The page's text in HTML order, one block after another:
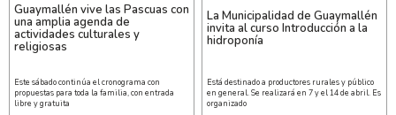
Guaymallén vive las Pascuas con
una amplia agenda de
actividades culturales y
religiosas
Este sábado continúa el cronograma con
propuestas para toda la familia, con entrada
libre y gratuita
La Municipalidad de Guaymallén
invita al curso Introducción a la
hidroponía
Está destinado a productores rurales y público
en general. Se realizará en 7 y el 14 de abril. Es
organizado